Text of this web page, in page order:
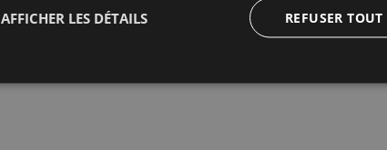
REFUSER TOUT
AFFICHER LES DÉTAILS